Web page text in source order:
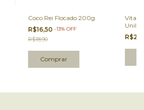
Coco Rei Flocado 200g
R$16,50 -13%OFF
R$18,90